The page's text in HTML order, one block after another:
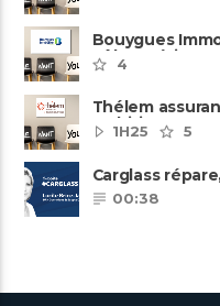
Bouygues
pôles métiers
4
Thélem
ambitieuse
1H25 5
Carglass
Carglass
00:38